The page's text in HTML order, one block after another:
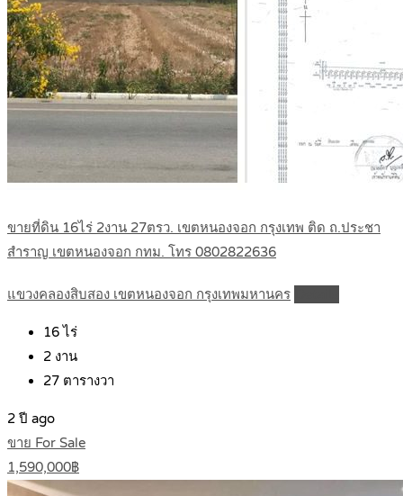
ขายที่ดิน 16ไร่ 2งาน 27ตรว. เขตหนองจอก กรุงเทพ ติด ถ.ประชา
สำราญ เขตหนองจอก กทม. โทร 0802822636
แขวงคลองสิบสอง เขตหนองจอก กรุงเทพมหานคร
16ไร่
2 งาน
27 ตารางวา
2 ปี ago
ขาย For Sale
1,590,000฿